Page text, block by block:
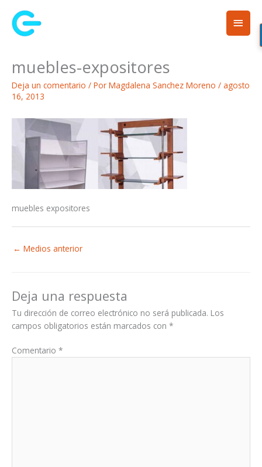
contenido
muebles-expositores
Deja un comentario / Por Magdalena Sanchez Moreno / agosto
16, 2013
muebles expositores
← Medios anterior
Deja una respuesta
Tu dirección de correo electrónico no será publicada. Los
campos obligatorios están marcados con *
Comentario *